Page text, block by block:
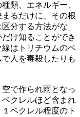
類、エネルギー、
るだけに、その根
分する方法がな
け知ることができ
はトリチウムのベ
人を毒殺したりも
で作られ雨となっ
クレルほど含まれ
ベクレル程度のト